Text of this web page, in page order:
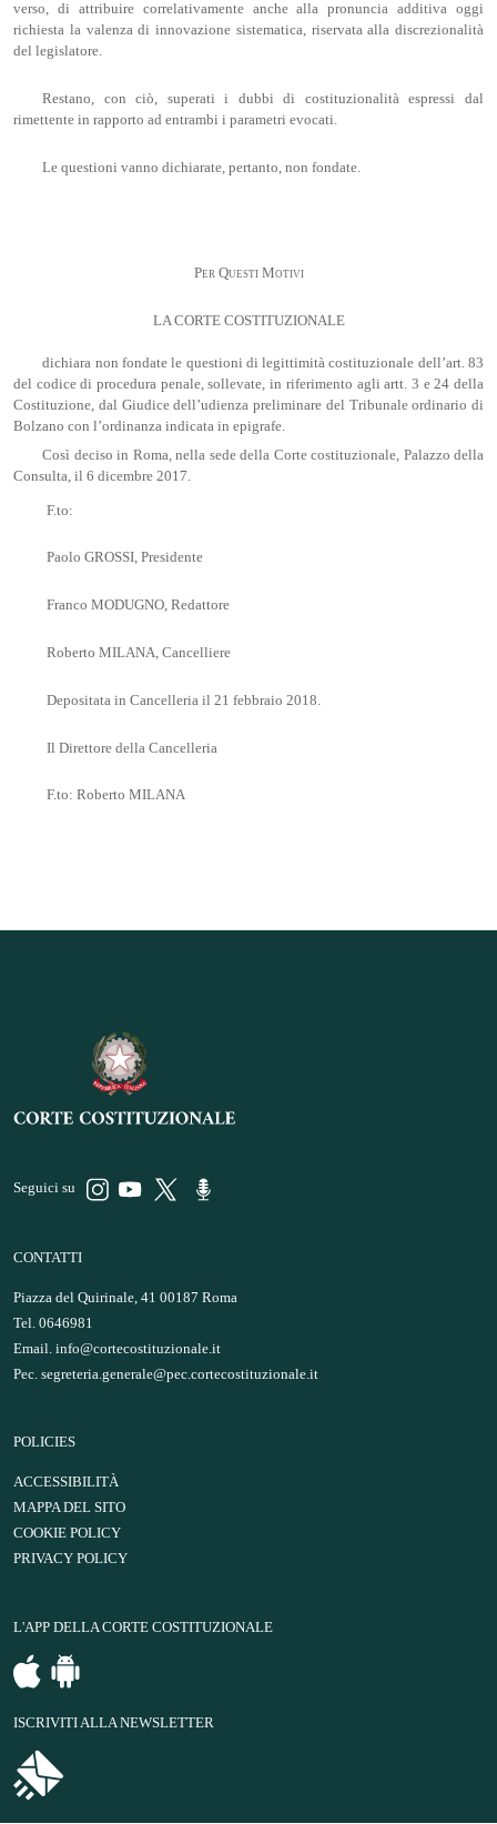
verso, di attribuire correlativamente anche alla pronuncia additiva oggi
richiesta la valenza di innovazione sistematica, riservata alla discrezionalità
del legislatore.
Restano, con ciò, superati i dubbi di costituzionalità espressi dal
rimettente in rapporto ad entrambi i parametri evocati.
Le questioni vanno dichiarate, pertanto, non fondate.
Per Questi Motivi
LA CORTE COSTITUZIONALE
dichiara non fondate le questioni di legittimità costituzionale dell’art. 83
del codice di procedura penale, sollevate, in riferimento agli artt. 3 e 24 della
Costituzione, dal Giudice dell’udienza preliminare del Tribunale ordinario di
Bolzano con l’ordinanza indicata in epigrafe.
Così deciso in Roma, nella sede della Corte costituzionale, Palazzo della
Consulta, il 6 dicembre 2017.
F.to:
Paolo GROSSI, Presidente
Franco MODUGNO, Redattore
Roberto MILANA, Cancelliere
Depositata in Cancelleria il 21 febbraio 2018.
Il Direttore della Cancelleria
F.to: Roberto MILANA
Seguici su
CONTATTI
Piazza del Quirinale, 41 00187 Roma
Tel. 0646981
Email. info@cortecostituzionale.it
Pec. segreteria.generale@pec.cortecostituzionale.it
POLICIES
ACCESSIBILITÀ
MAPPA DEL SITO
COOKIE POLICY
PRIVACY POLICY
L'APP DELLA CORTE COSTITUZIONALE
ISCRIVITI ALLA NEWSLETTER